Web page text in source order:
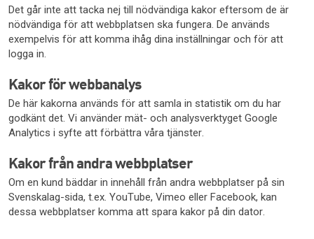
Det går inte att tacka nej till nödvändiga kakor eftersom de är
nödvändiga för att webbplatsen ska fungera. De används
exempelvis för att komma ihåg dina inställningar och för att
logga in.
Kakor för webbanalys
De här kakorna används för att samla in statistik om du har
godkänt det. Vi använder mät- och analysverktyget Google
Analytics i syfte att förbättra våra tjänster.
Kakor från andra webbplatser
Om en kund bäddar in innehåll från andra webbplatser på sin
Svenskalag-sida, t.ex. YouTube, Vimeo eller Facebook, kan
dessa webbplatser komma att spara kakor på din dator.